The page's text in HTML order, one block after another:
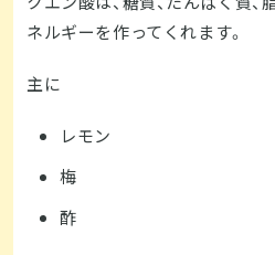
ネルギーを作ってくれます。
主に
レモン
梅
酢